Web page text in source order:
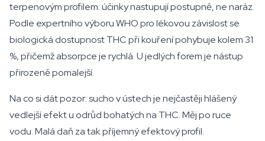
terpenovým profilem: účinky nastupují postupně, ne naráz.
Podle expertního výboru WHO pro lékovou závislost se
biologická dostupnost THC při kouření pohybuje kolem 31
%, přičemž absorpce je rychlá. U jedlých forem je nástup
přirozeně pomalejší.
Na co si dát pozor: sucho v ústech je nejčastěji hlášený
vedlejší efekt u odrůd bohatých na THC. Měj po ruce
vodu. Malá daň za tak příjemný efektový profil.